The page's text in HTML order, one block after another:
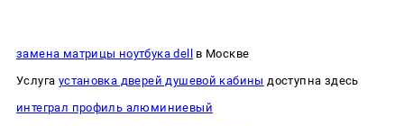
замена матрицы ноутбука dellв Москве
Услуга установка дверей душевой кабины доступна здесь
интеграл профиль алюминиевый